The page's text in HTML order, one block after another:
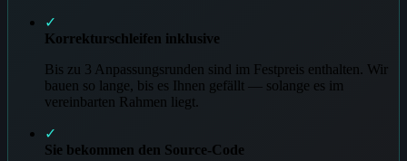
✓
Korrekturschleifen inklusive
Bis zu 3 Anpassungsrunden sind im Festpreis enthalten. Wir
bauen so lange, bis es Ihnen gefällt — solange es im
vereinbarten Rahmen liegt.
✓
Sie bekommen den Source-Code